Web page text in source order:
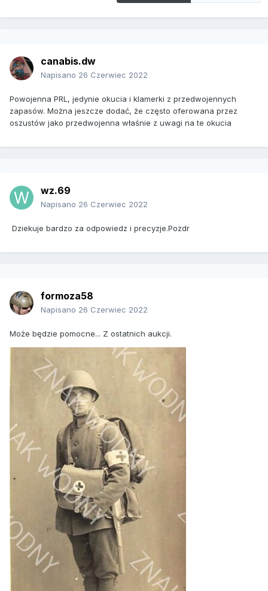
canabis.dw
Napisano 26 Czerwiec 2022
Powojenna PRL, jedynie okucia i klamerki z przedwojennych
zapasów. Można jeszcze dodać, że często oferowana przez
oszustów jako przedwojenna właśnie z uwagi na te okucia
wz.69
Napisano 26 Czerwiec 2022
Dziekuje bardzo za odpowiedz i precyzje.Pozdr
formoza58
Napisano 26 Czerwiec 2022
Może będzie pomocne... Z ostatnich aukcji.